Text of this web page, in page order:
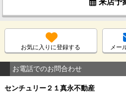
お気に入りに登録する メー
お電話でのお問合わせ
センチュリー２１真永不動産